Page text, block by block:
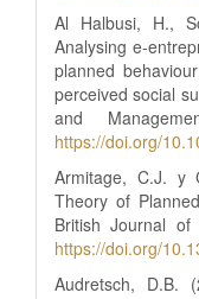
Al Halbusi, H.,
Analysing e-
planned
perceived social
and
https://doi.org/
Armitage, C.J. y
Theory of
British Journal of
https://doi.org/
Audretsch, D.B.